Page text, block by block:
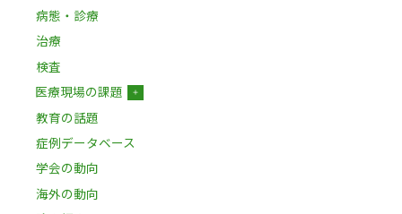
病態・診療
治療
検査
医療現場の課題
＋
教育の話題
症例データベース
学会の動向
海外の動向